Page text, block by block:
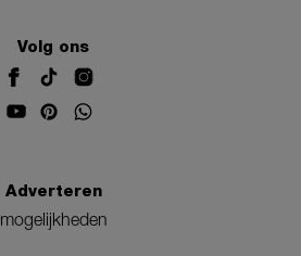
Volg ons
Adverteren
mogelijkheden